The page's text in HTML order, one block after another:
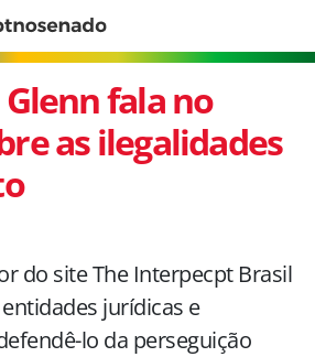
fala no
as ilegalidades
do site The Interpecpt Brasil
jurídicas e
lo da perseguição